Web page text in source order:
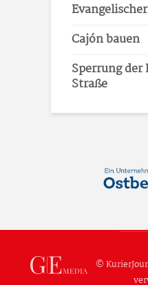
Cajón bauen
Sperrung
Straße
©